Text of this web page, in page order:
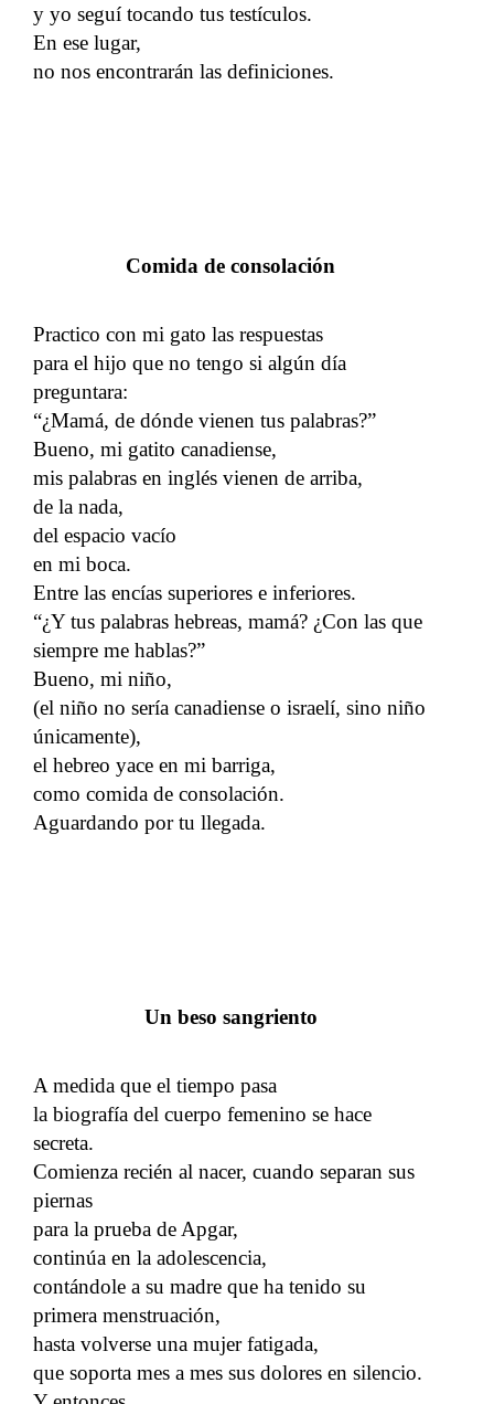
y yo seguí tocando tus testículos.
En ese lugar,
no nos encontrarán las definiciones.
Comida de consolación
Practico con mi gato las respuestas
para el hijo que no tengo si algún día
preguntara:
“¿Mamá, de dónde vienen tus palabras?”
Bueno, mi gatito canadiense,
mis palabras en inglés vienen de arriba,
de la nada,
del espacio vacío
en mi boca.
Entre las encías superiores e inferiores.
“¿Y tus palabras hebreas, mamá? ¿Con las que
siempre me hablas?”
Bueno, mi niño,
(el niño no sería canadiense o israelí, sino niño
únicamente),
el hebreo yace en mi barriga,
como comida de consolación.
Aguardando por tu llegada.
Un beso sangriento
A medida que el tiempo pasa
la biografía del cuerpo femenino se hace
secreta.
Comienza recién al nacer, cuando separan sus
piernas
para la prueba de Apgar,
continúa en la adolescencia,
contándole a su madre que ha tenido su
primera menstruación,
hasta volverse una mujer fatigada,
que soporta mes a mes sus dolores en silencio.